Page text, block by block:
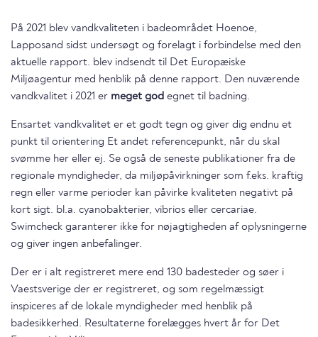
På 2021 blev vandkvaliteten i badeområdet Hoenoe,
Lapposand sidst undersøgt og forelagt i forbindelse med den
aktuelle rapport. blev indsendt til Det Europæiske
Miljøagentur med henblik på denne rapport. Den nuværende
vandkvalitet i 2021 er meget god egnet til badning.
Ensartet vandkvalitet er et godt tegn og giver dig endnu et
punkt til orientering Et andet referencepunkt, når du skal
svømme her eller ej. Se også de seneste publikationer fra de
regionale myndigheder, da miljøpåvirkninger som f.eks. kraftig
regn eller varme perioder kan påvirke kvaliteten negativt på
kort sigt. bl.a. cyanobakterier, vibrios eller cercariae.
Swimcheck garanterer ikke for nøjagtigheden af oplysningerne
og giver ingen anbefalinger.
Der er i alt registreret mere end 130 badesteder og søer i
Vaestsverige der er registreret, og som regelmæssigt
inspiceres af de lokale myndigheder med henblik på
badesikkerhed. Resultaterne forelægges hvert år for Det